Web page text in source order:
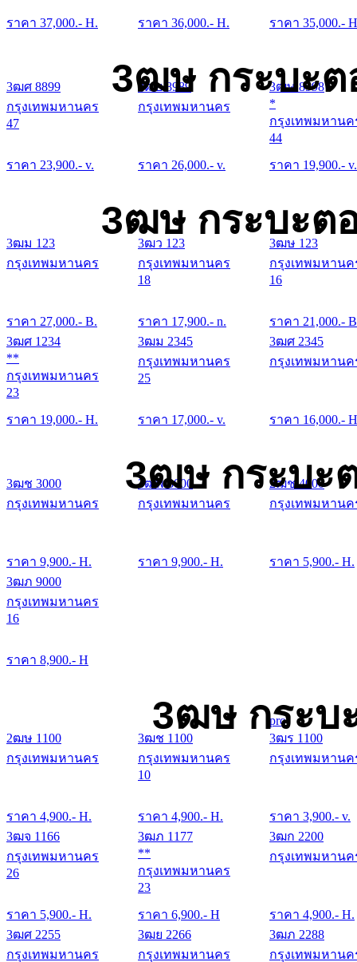
ราคา 37,000.- H. ราคา 36,000.- H. ราคา 35,000.-
3ฒษ กระบะต
3ฒศ 8899
กรุงเทพมหานคร
47
ราคา 23,900.- v.
3ฒย 8989
กรุงเทพมหานคร
ราคา 26,000.- v.
3ฒษ 8998
*
กรุงเทพมหานค
44
ราคา 19,900.- v.
3ฒษ กระบะต
3ฒม 123
กรุงเทพมหานคร
ราคา 27,000.- B.
3ฒว 123
กรุงเทพมหานคร
18
ราคา 17,900.- n.
3ฒษ 123
กรุงเทพมหานค
16
ราคา 21,000.-
3ฒศ 1234
**
กรุงเทพมหานคร
23
ราคา 19,000.- H.
3ฒม 2345
กรุงเทพมหานคร
25
ราคา 17,000.- v.
3ฒศ 2345
กรุงเทพมหานค
ราคา 16,000.-
3ฒษ กระบะ
3ฒช 3000
กรุงเทพมหานคร
ราคา 9,900.- H.
3ฒพ 3000
กรุงเทพมหานคร
ราคา 9,900.- H.
2ฒช 4000
กรุงเทพมหานค
ราคา 5,900.- H.
3ฒภ 9000
กรุงเทพมหานคร
16
ราคา 8,900.- H
3ฒษ กระบ
2ฒษ 1100
กรุงเทพมหานคร
ราคา 4,900.- H.
3ฒช 1100
กรุงเทพมหานคร
10
ราคา 4,900.- H.
pro
3ฒร 1100
กรุงเทพมหานค
ราคา 3,900.- v.
3ฒจ 1166
กรุงเทพมหานคร
26
ราคา 5,900.- H.
3ฒภ 1177
**
กรุงเทพมหานคร
23
ราคา 6,900.- H
3ฒก 2200
กรุงเทพมหานค
ราคา 4,900.- H.
3ฒศ 2255
กรุงเทพมหานคร
3ฒย 2266
กรุงเทพมหานคร
3ฒภ 2288
กรุงเทพมหานค